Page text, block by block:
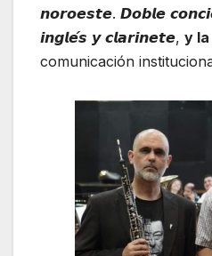
𝙣𝙤𝙧𝙤𝙚𝙨𝙩𝙚. 𝘿𝙤𝙗𝙡𝙚
𝙞𝙣𝙜𝙡𝙚́𝙨 𝙮 𝙘𝙡𝙖𝙧𝙞𝙣𝙚𝙩𝙚, y la
comunicación